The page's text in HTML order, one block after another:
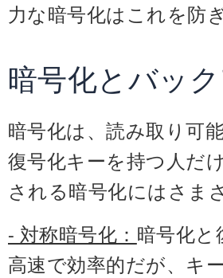
力な暗号化はこれを防
暗号化とバッ
暗号化は、読み取り可
復号化キーを持つ人だ
される暗号化にはさま
- 対称暗号化： 暗号化
高速で効率的だが、キ